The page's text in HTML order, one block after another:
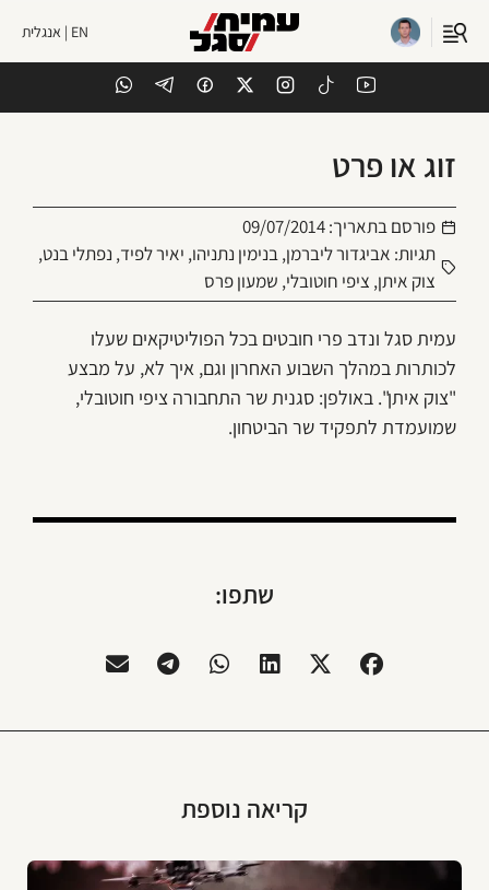
EN | אנגלית
זוג או פרט
פורסם בתאריך:09/07/2014
תגיות: אביגדור ליברמן,בנימין נתניהו, יאיר לפיד, נפתלי בנט,
צוק איתן, ציפי חוטובלי, שמעון פרס
עמית סגל ונדב פרי חובטים בכל הפוליטיקאים שעלו
לכותרות במהלך השבוע האחרון וגם, איך לא, על מבצע
"צוק איתן". באולפן: סגנית שר התחבורה ציפי חוטובלי,
שמועמדת לתפקיד שר הביטחון.
שתפו:
קריאה נוספת